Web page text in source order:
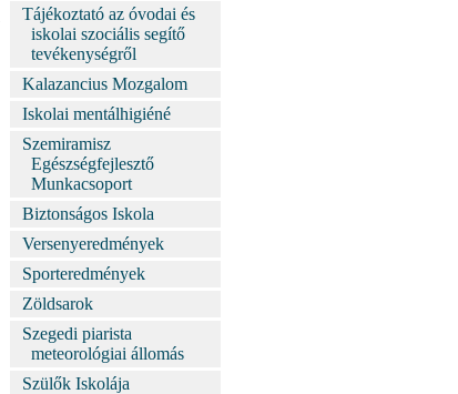
Tájékoztató az óvodai és
iskolai szociális segítő
tevékenységről
Kalazancius Mozgalom
Iskolai mentálhigiéné
Szemiramisz
Egészségfejlesztő
Munkacsoport
Biztonságos Iskola
Versenyeredmények
Sporteredmények
Zöldsarok
Szegedi piarista
meteorológiai állomás
Szülők Iskolája